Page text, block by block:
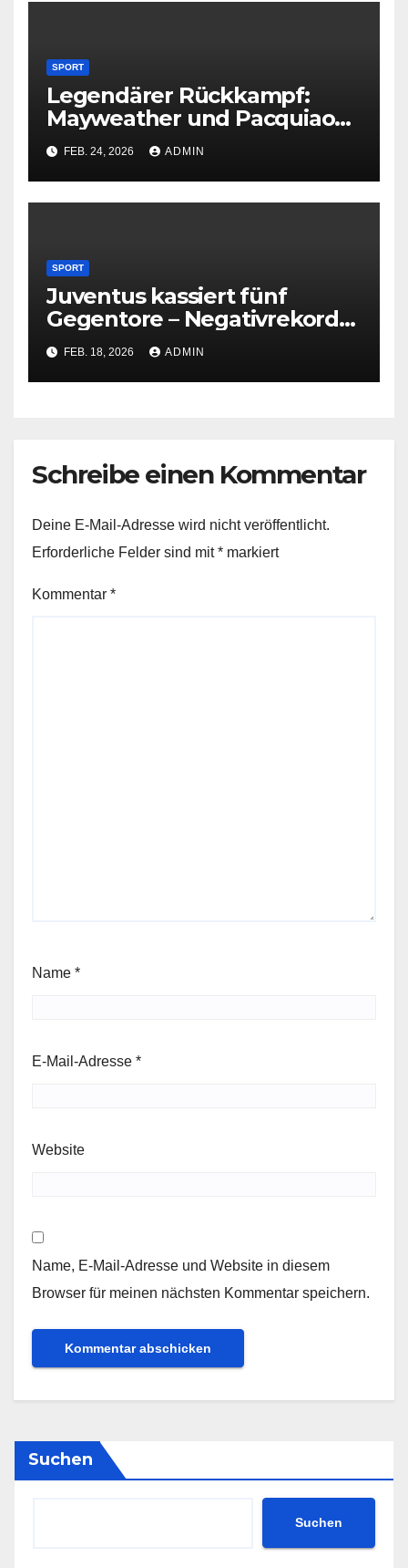
SPORT
Legendärer Rückkampf:
Mayweather und Pacquiao
vereinbaren Revanche
FEB. 24, 2026 ADMIN
SPORT
Juventus kassiert fünf
Gegentore – Negativrekord
in der Champions League
FEB. 18, 2026 ADMIN
Schreibe einen Kommentar
Deine E-Mail-Adresse wird nicht veröffentlicht.
Erforderliche Felder sind mit* markiert
Kommentar *
Name *
E-Mail-Adresse *
Website
Name, E-Mail-Adresse und Website in diesem
Browser für meinen nächsten Kommentar speichern.
Suchen
Suchen